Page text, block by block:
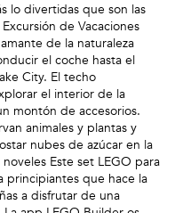
lo divertidas que son las
de Vacaciones
de la naturaleza
el coche hasta el
City. El techo
el interior de la
montón de accesorios.
animales y plantas y
nubes de azúcar en la
Este set LEGO para
principiantes que hace la
a disfrutar de una